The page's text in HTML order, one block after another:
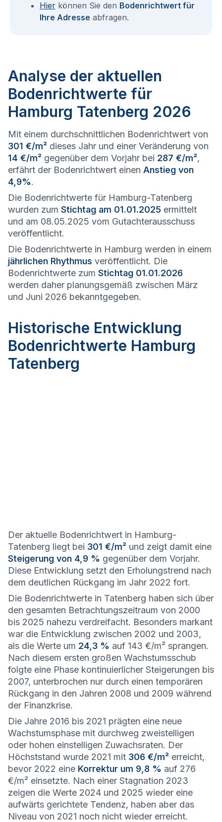
Hier können Sie den Bodenrichtwert für
Ihre Adresse abfragen.
Analyse der aktuellen
Bodenrichtwerte für
Hamburg Tatenberg 2026
Mit einem durchschnittlichen Bodenrichtwert von
301 €/m² dieses Jahr und einer Veränderung von
14 €/m² gegenüber dem Vorjahr bei 287 €/m²,
erfährt der Bodenrichtwert einen Anstieg von
4,9%.
Die Bodenrichtwerte für Hamburg-Tatenberg
wurden zum Stichtag am 01.01.2025 ermittelt
und am 08.05.2025 vom Gutachterausschuss
veröffentlicht.
Die Bodenrichtwerte in Hamburg werden in einem
jährlichen Rhythmus veröffentlicht. Die
Bodenrichtwerte zum Stichtag 01.01.2026
werden daher planungsgemäß zwischen März
und Juni 2026 bekanntgegeben.
Historische Entwicklung
Bodenrichtwerte Hamburg
Tatenberg
Der aktuelle Bodenrichtwert in Hamburg-
Tatenberg liegt bei 301 €/m² und zeigt damit eine
Steigerung von 4,9 % gegenüber dem Vorjahr.
Diese Entwicklung setzt den Erholungstrend nach
dem deutlichen Rückgang im Jahr 2022 fort.
Die Bodenrichtwerte in Tatenberg haben sich über
den gesamten Betrachtungszeitraum von 2000
bis 2025 nahezu verdreifacht. Besonders markant
war die Entwicklung zwischen 2002 und 2003,
als die Werte um 24,3 % auf 143 €/m² sprangen.
Nach diesem ersten großen Wachstumsschub
folgte eine Phase kontinuierlicher Steigerungen bis
2007, unterbrochen nur durch einen temporären
Rückgang in den Jahren 2008 und 2009 während
der Finanzkrise.
Die Jahre 2016 bis 2021 prägten eine neue
Wachstumsphase mit durchweg zweistelligen
oder hohen einstelligen Zuwachsraten. Der
Höchststand wurde 2021 mit 306 €/m² erreicht,
bevor 2022 eine Korrektur um 9,8 % auf 276
€/m² einsetzte. Nach einer Stagnation 2023
zeigen die Werte 2024 und 2025 wieder eine
aufwärts gerichtete Tendenz, haben aber das
Niveau von 2021 noch nicht wieder erreicht.